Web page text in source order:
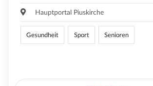
Hauptportal Piuskirche
Gesundheit Sport Senioren